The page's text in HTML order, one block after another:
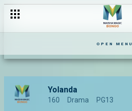
OPEN MENU
Yolanda
160 Drama PG13